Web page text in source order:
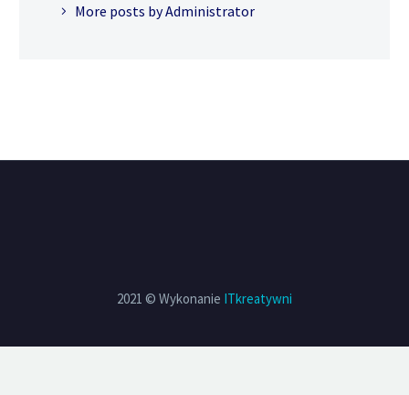
More posts by Administrator
2021 © Wykonanie ITkreatywni